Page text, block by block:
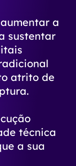
a
sustentar
atrito de
técnica
a sua